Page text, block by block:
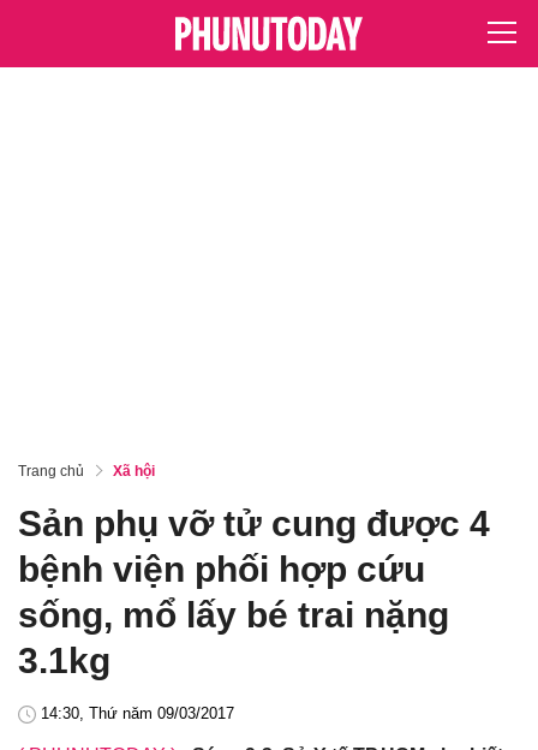
Trang chủ Xã hội
Sản phụ vỡ tử cung được 4
bệnh viện phối hợp cứu
sống, mổ lấy bé trai nặng
3.1kg
14:30, Thứ năm 09/03/2017